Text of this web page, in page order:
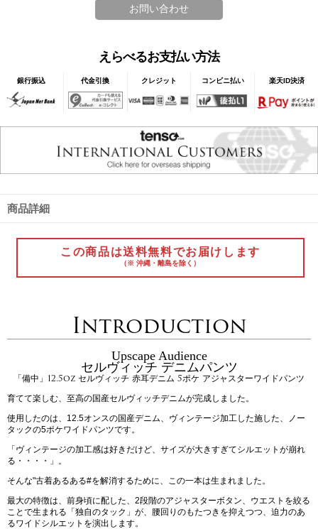
えらべるお支払い方法
銀行振込 代金引換 クレジット コンビニ払い 楽天ID決済
商品詳細
この商品は送料無料でお届けします
（※ 沖縄・離島を除く）
Introduction
Upscape Audience
セルヴィッチ デニムパンツ
「備中」12.5oz セルヴィッチ 赤耳デニム 5ポケ アジャスターワイドパンツ
育てて楽しむ、至高の国産セルヴィッチデニムが完成しました。
使用したのは、12.5オンスの国産デニム、ヴィンテージ加工した施した、ノー
タックの5ポケワイドパンツです。
「ヴィンテージの加工感は好きだけど、サイズが大きすぎてシルエットが崩れ
る・・・・」。
そんな"古着あるある#を解消するために、この一本は生まれました。
最大の特徴は、前身頃に配した、2段階のアジャスターボタン、ウエストを絞る
ことで生まれる「独自のタック」が、腰回りのもたつきを抑えつつ、迫力のあ
るワイドシルエットを演出します。